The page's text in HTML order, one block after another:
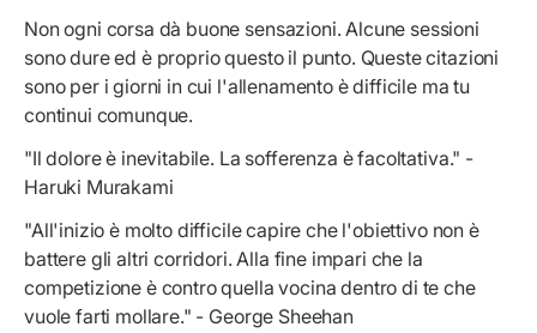
Non ogni corsa dà buone sensazioni. Alcune sessioni
sono dure ed è proprio questo il punto. Queste citazioni
sono per i giorni in cui l'allenamento è difficile ma tu
continui comunque.
"Il dolore è inevitabile. La sofferenza è facoltativa." -
Haruki Murakami
"All'inizio è molto difficile capire che l'obiettivo non è
battere gli altri corridori. Alla fine impari che la
competizione è contro quella vocina dentro di te che
vuole farti mollare." - George Sheehan